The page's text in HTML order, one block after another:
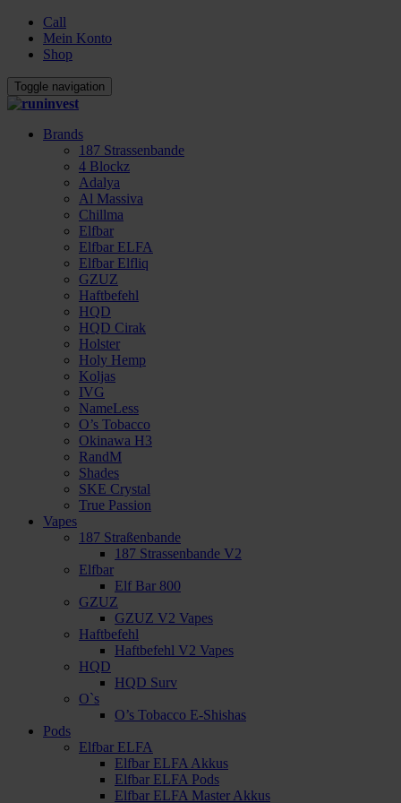
Call
Mein Konto
Shop
Toggle navigation
Brands
187 Strassenbande
4 Blockz
Adalya
Al Massiva
Chillma
Elfbar
Elfbar ELFA
Elfbar Elfliq
GZUZ
Haftbefehl
HQD
HQD Cirak
Holster
Holy Hemp
Koljas
IVG
NameLess
O’s Tobacco
Okinawa H3
RandM
Shades
SKE Crystal
True Passion
Vapes
187 Straßenbande
187 Strassenbande V2
Elfbar
Elf Bar 800
GZUZ
GZUZ V2 Vapes
Haftbefehl
Haftbefehl V2 Vapes
HQD
HQD Surv
O`s
O’s Tobacco E-Shishas
Pods
Elfbar ELFA
Elfbar ELFA Akkus
Elfbar ELFA Pods
Elfbar ELFA Master Akkus